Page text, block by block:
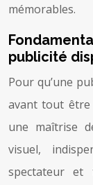
mémorables.
publicité
Pour qu’une
avant tout être
une maîtrise
visuel,
spectateur et